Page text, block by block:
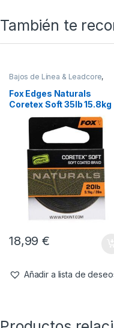
También te
Bajos de Línea & Leadcore,
Material Montajes
Fox Edges Naturals
Coretex Soft 35lb 15.8kg
18,99€
Añadir a lista de